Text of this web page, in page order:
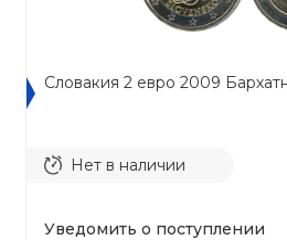
Словакия 2 евро 2009
Нет в наличии
Уведомить о поступлении